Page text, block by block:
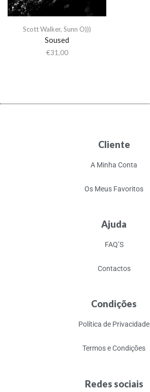
Scott Walker, Sunn O)))
Soused
€31,00
Cliente
A Minha Conta
Os Meus Favoritos
Ajuda
FAQ’S
Contactos
Condições
Política de Privacidade
Termos e Condições
Redes sociais